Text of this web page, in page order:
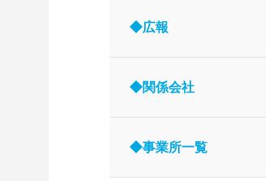
◆広報
◆関係会社
◆事業所一覧